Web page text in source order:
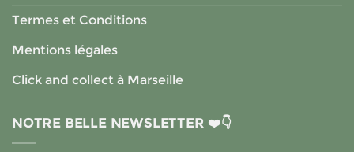
Termes et Conditions
Mentions légales
Click and collect à Marseille
NOTRE BELLE NEWSLETTER ❤️👇